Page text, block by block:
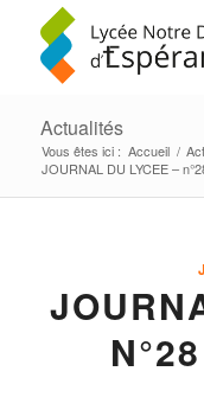
Actualités
Vous êtes ici : Accueil /
JOURNAL DU LYCEE –